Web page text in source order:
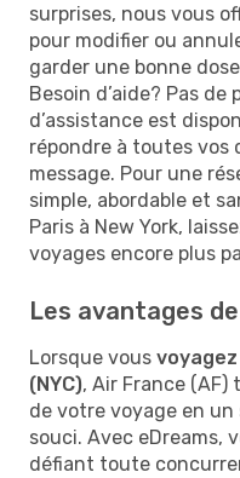
surprises, nous vous
pour modifier ou
garder une bonne
Besoin d’aide? Pas
d’assistance est
répondre à toutes vos
message. Pour une
simple, abordable et
Paris à New York,
voyages encore plus
Les avantages
Lorsque vous voyagez
(NYC), Air France
de votre voyage en
souci. Avec eDreams,
défiant toute